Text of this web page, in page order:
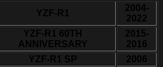
YZF-R1
2004-
2022
YZF-R1 60TH
ANNIVERSARY
2015-
2016
YZF-R1 SP 2006